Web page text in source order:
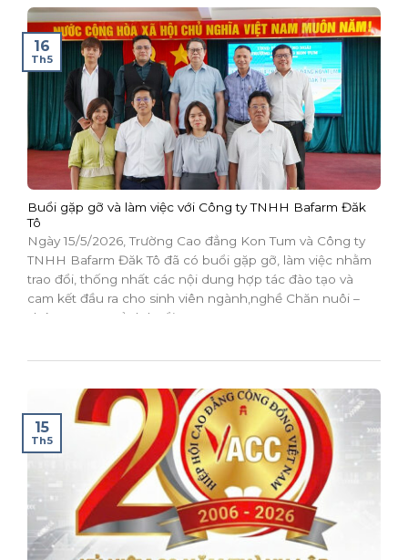
Buổi gặp gỡ và làm việc với Công ty TNHH Bafarm Đăk
Tô
Ngày 15/5/2026, Trường Cao đẳng Kon Tum và Công ty
TNHH Bafarm Đăk Tô đã có buổi gặp gỡ, làm việc nhằm
trao đổi, thống nhất các nội dung hợp tác đào tạo và
cam kết đầu ra cho sinh viên ngành,nghề Chăn nuôi –
Thú y. Quang cảnh buổi...
16
Th5
15
Th5